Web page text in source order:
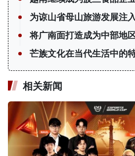
为谅山省母山旅游发展注
将广南面打造成为中部地
芒族文化在当代生活中的
相关新闻